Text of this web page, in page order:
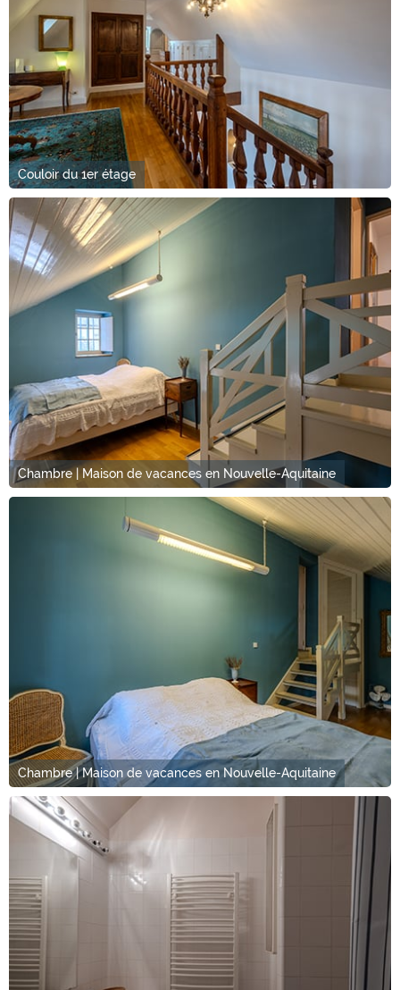
Couloir du 1er étage
Chambre | Maison de vacances en Nouvelle-Aquitaine
Chambre | Maison de vacances en Nouvelle-Aquitaine